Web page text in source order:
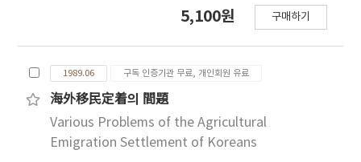
5,100원 구매하기
1989.06 구독 인증기관 무료, 개인회원 유료
海外移民定着의 間題
Various Problems of the Agricultural
Emigration Settlement of Koreans